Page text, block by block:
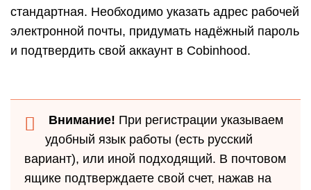
стандартная. Необходимо указать адрес рабочей
электронной почты, придумать надёжный пароль
и подтвердить свой аккаунт в Cobinhood.
Внимание! При регистрации указываем
удобный язык работы (есть русский
вариант), или иной подходящий. В почтовом
ящике подтверждаете свой счет, нажав на